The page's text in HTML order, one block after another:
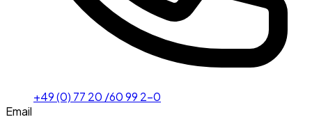
+49 (0) 77 20 /60 99 2-0
Email